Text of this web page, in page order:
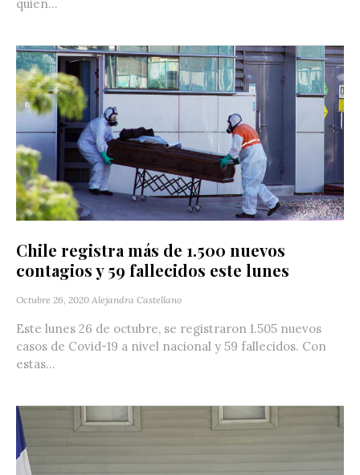
quien...
Chile registra más de 1.500 nuevos
contagios y 59 fallecidos este lunes
Octubre 26, 2020 Alejandra Castellano
Este lunes 26 de octubre, se registraron 1.505 nuevos
casos de Covid-19 a nivel nacional y 59 fallecidos. Con
estas...